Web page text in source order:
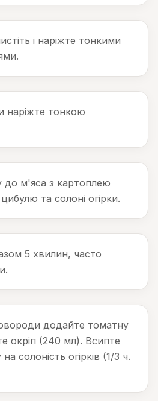
і наріжте тонкими
наріжте тонкою
до м'яса з картоплею
та солоні огірки.
5 хвилин, часто
додайте томатну
окріп (240 мл). Всипте
на солоність огірків (1/3 ч.